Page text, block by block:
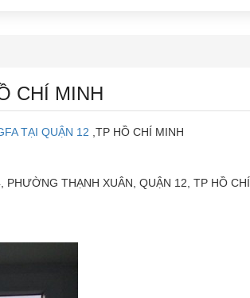
CHÍ MINH
TẠI QUẬN 12 ,TP HỒ CHÍ MINH
PHƯỜNG THẠNH XUÂN, QUẬN 12, TP HỒ CHÍ